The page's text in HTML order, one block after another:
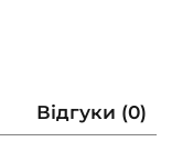
Відгуки (0)